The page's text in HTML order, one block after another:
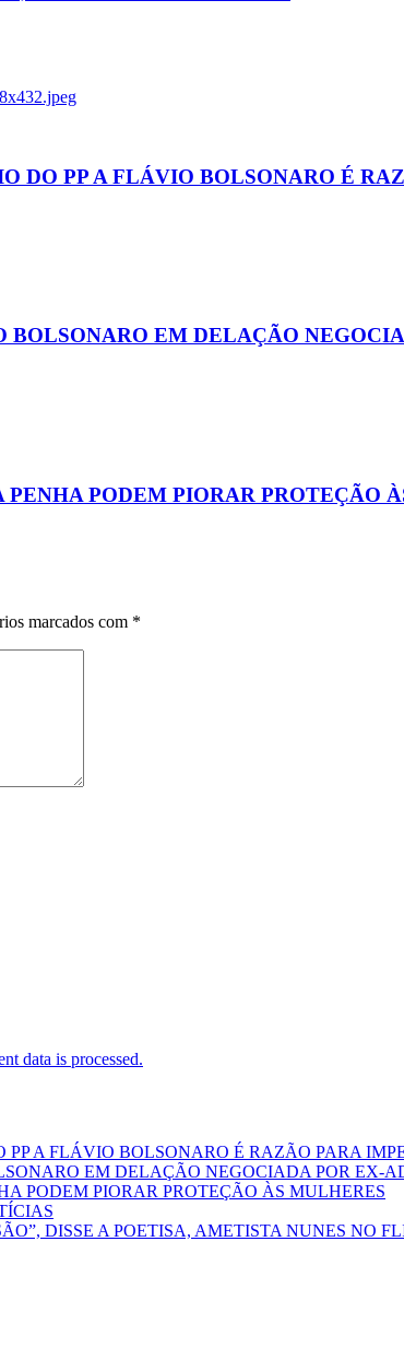
DO PP A FLÁVIO BOLSONARO É
EM DELAÇÃO
PODEM PIORAR PROTEÇÃO
marcados com *
data is processed.
A FLÁVIO BOLSONARO É RAZÃO PARA
EM DELAÇÃO NEGOCIADA POR EX-
PODEM PIORAR PROTEÇÃO ÀS MULHERES
DISSE A POETISA, AMETISTA NUNES NO